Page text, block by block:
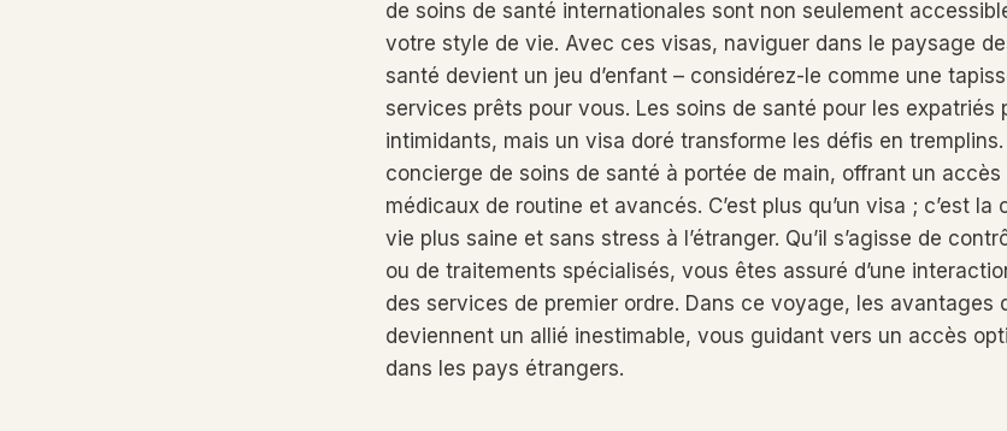
de soins de santé internationales sont non seulement
votre style de vie. Avec ces visas, naviguer dans le paysage
santé devient un jeu d’enfant – considérez-le comme une
services prêts pour vous. Les soins de santé pour les expatriés
intimidants, mais un visa doré transforme les défis en
concierge de soins de santé à portée de main, offrant un
médicaux de routine et avancés. C’est plus qu’un visa ; c’est
vie plus saine et sans stress à l’étranger. Qu’il s’agisse de
ou de traitements spécialisés, vous êtes assuré d’une
des services de premier ordre. Dans ce voyage, les avantages
deviennent un allié inestimable, vous guidant vers un accès
dans les pays étrangers.